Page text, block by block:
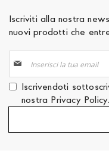
Iscriviti alla nostra
nuovi prodotti che
alla
nostra
Newsletter:
Iscrivendoti
nostra Privacy Policy.